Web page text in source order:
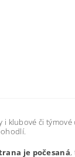
klubové či týmové
je počesaná,